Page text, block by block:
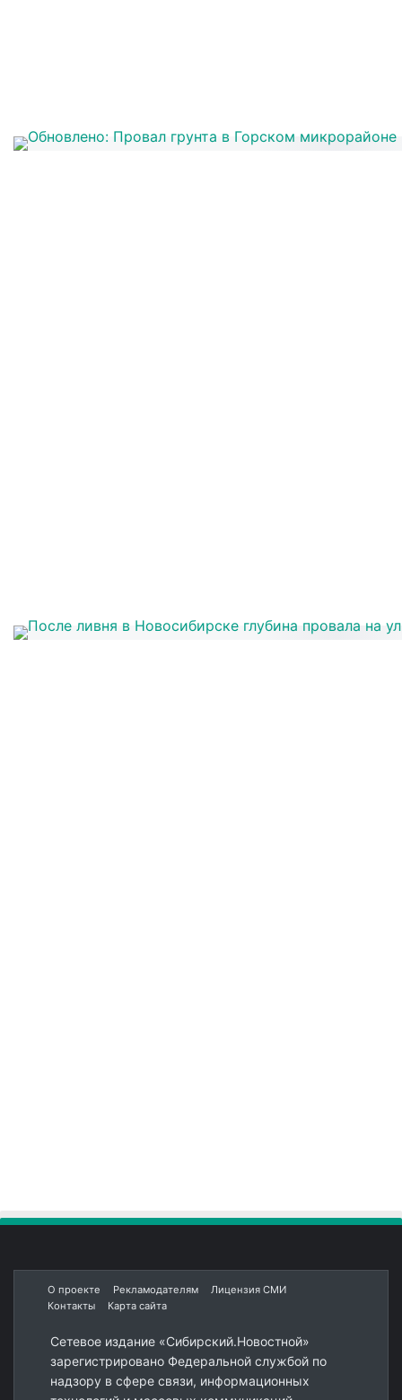
О проекте Рекламодателям
Лицензия СМИ
Контакты
Карта сайта
Сетевое издание «Сибирский.Новостной»
зарегистрировано Федеральной службой по
надзору в сфере связи, информационных